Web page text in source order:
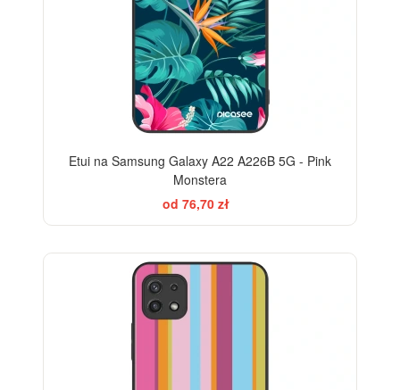
Etui na Samsung Galaxy A22 A226B 5G - Pink
Monstera
od 76,70 zł